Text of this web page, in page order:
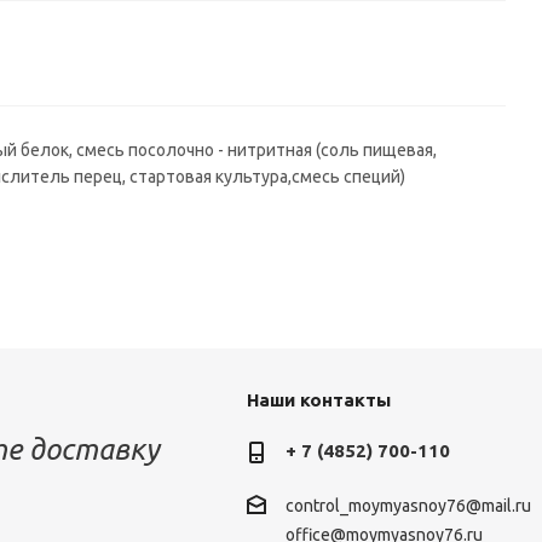
белок, смесь посолочно - нитритная (соль пищевая,
перец, стартовая культура,смесь специй)
доставку
Наши контакты
+ 7 (4852) 700-110
control_moymyasnoy76@mail.ru
office@moymyasnoy76.ru